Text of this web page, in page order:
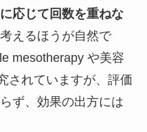
応じて回数を重ねな
えるほうが自然で
mesotherapy や美容
されていますが、評価
ず、効果の出方には